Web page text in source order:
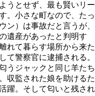
うとせず、最も賢いリー
。小さな町なので、たっ
ン）は事故だと言うが、
遺産があったと判明す
れて暮らす場所から来た
て警察官に逮捕される。
うジャックと同じ羊たち
収監された娘を助けるた
躍。そして匂いと残され